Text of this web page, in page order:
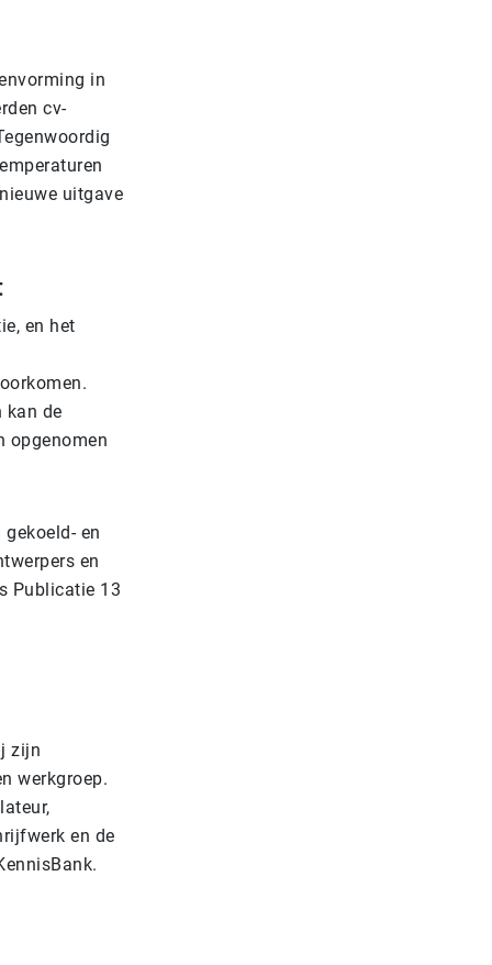
in
cv-
uitgave
en het
kan de
opgenomen
en
en
Publicatie 13
zijn
werkgroep.
en de